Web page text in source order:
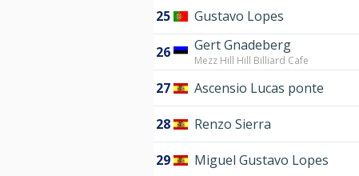
25 Gustavo Lopes
26 Gert Gnadeberg
Mezz Hill Hill Billiard Cafe
27 Ascensio Lucas ponte
28 Renzo Sierra
29 Miguel Gustavo Lopes